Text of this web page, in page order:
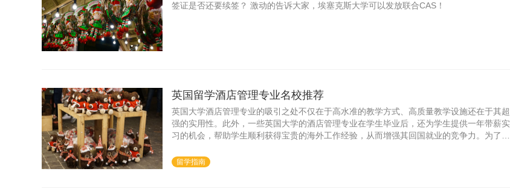
签证是否还要续签？ 激动的告诉大家，埃塞克斯大学可以发放联合CAS！
英国留学酒店管理专业名校推荐
英国大学酒店管理专业的吸引之处不仅在于高水准的教学方式、高质量教学设施还在于其超
强的实用性。此外，一些英国大学的酒店管理专业在学生毕业后，还为学生提供一年带薪实
习的机会，帮助学生顺利获得宝贵的海外工作经验，从而增强其回国就业的竞争力。为了加
留学指南